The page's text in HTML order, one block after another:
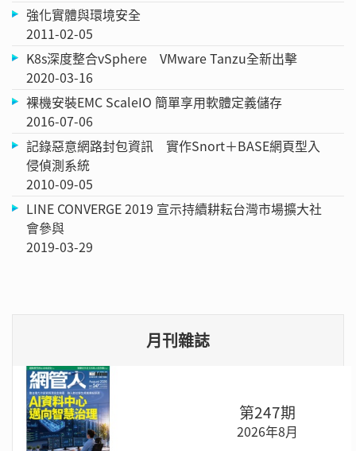
強化實體與環境安全
2011-02-05
K8s深度整合vSphere VMware Tanzu全新出擊
2020-03-16
裸機安裝EMC ScaleIO 簡單享用軟體定義儲存
2016-07-06
記錄惡意網路封包資訊 實作Snort＋BASE網頁型入
侵偵測系統
2010-09-05
LINE CONVERGE 2019 宣示持續耕耘台灣市場擴大社
會參與
2019-03-29
月刊雜誌
第247期
2026年8月